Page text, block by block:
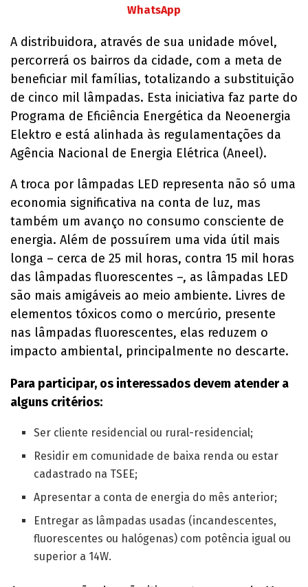
WhatsApp
A distribuidora, através de sua unidade móvel,
percorrerá os bairros da cidade, com a meta de
beneficiar mil famílias, totalizando a substituição
de cinco mil lâmpadas. Esta iniciativa faz parte do
Programa de Eficiência Energética da Neoenergia
Elektro e está alinhada às regulamentações da
Agência Nacional de Energia Elétrica (Aneel).
A troca por lâmpadas LED representa não só uma
economia significativa na conta de luz, mas
também um avanço no consumo consciente de
energia. Além de possuírem uma vida útil mais
longa – cerca de 25 mil horas, contra 15 mil horas
das lâmpadas fluorescentes –, as lâmpadas LED
são mais amigáveis ao meio ambiente. Livres de
elementos tóxicos como o mercúrio, presente
nas lâmpadas fluorescentes, elas reduzem o
impacto ambiental, principalmente no descarte.
Para participar, os interessados devem atender a
alguns critérios:
Ser cliente residencial ou rural-residencial;
Residir em comunidade de baixa renda ou estar
cadastrado na TSEE;
Apresentar a conta de energia do mês anterior;
Entregar as lâmpadas usadas (incandescentes,
fluorescentes ou halógenas) com potência igual ou
superior a 14W.